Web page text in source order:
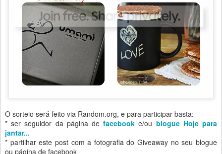
O sorteio será feito via Random.org, e para participar basta:
* ser seguidor da página defacebook e/ou blogue Hoje para
jantar...
* partilhar este post com a fotografia do Giveaway no seu blogue
ou página de facebook